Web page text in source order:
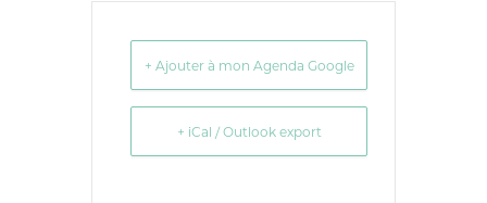
+ Ajouter à mon Agenda Google
+ iCal / Outlook export